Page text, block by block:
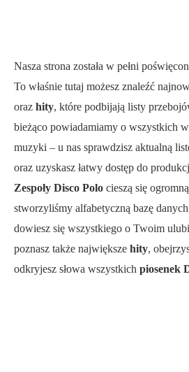
Nasza strona została w pełni
To właśnie tutaj możesz znaleźć
oraz hity, które podbijają listy
bieżąco powiadamiamy o wszystkich
muzyki – u nas sprawdzisz aktualną
oraz uzyskasz łatwy dostęp do
Zespoły Disco Polo cieszą się
stworzyliśmy alfabetyczną bazę
dowiesz się wszystkiego o Twoim
poznasz także największe hity,
odkryjesz słowa wszystkich piosenek